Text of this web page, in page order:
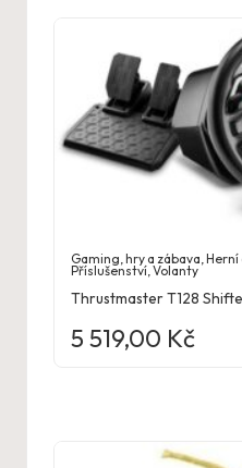
Gaming, hry a zábava ,Herní
Příslušenství ,Volanty
Thrustmaster T128
5 519,00 Kč